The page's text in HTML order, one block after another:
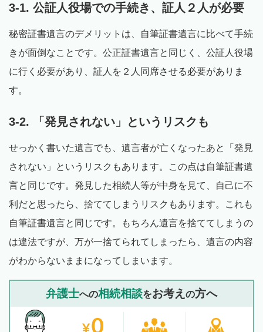
3-1. 公証人役場での手続き、証人２人が必要
秘密証書遺言のデメリットは、自筆証書遺言に比べて手続
きが面倒なことです。公正証書遺言と同じく、公証人役場
に行く必要があり、証人を２人同席させる必要がありま
す。
3-2. 「発見されない」というリスクも
せっかく書いた遺言でも、遺言者が亡くなったあと「発見
されない」というリスクもあります。この点は自筆証書遺
言と同じです。発見した相続人等が中身を見て、自己に不
利だと思ったら、捨ててしまうリスクもあります。これも
自筆証書遺言と同じです。もちろん遺言を捨ててしまうの
は違法ですが、万が一捨てられてしまったら、遺言の内容
がわからないままになってしまいます。
弁護士への相続相談をお考え の方へ